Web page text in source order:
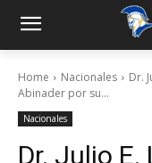
Home Nacionales
Dr.
Abinader por su...
Nacionales
Dr. Julio